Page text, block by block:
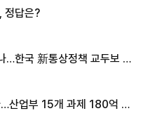
정답은?
…한국 新통상정책 교두보 활
산업부 15개 과제 180억 지